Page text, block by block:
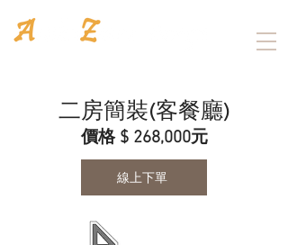
二房簡裝(客餐廳)
價格 $ 268,000元
線上下單